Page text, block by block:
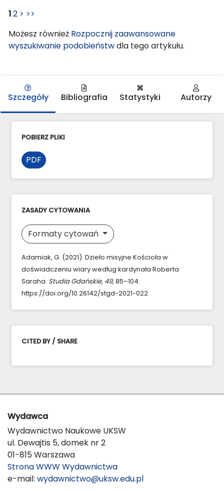
12 > >>
Możesz również Rozpocznij zaawansowane
wyszukiwanie podobieństwdla tego artykułu.
Szczegóły Bibliografia Statystyki Autorzy
POBIERZ PLIKI
PDF
ZASADY CYTOWANIA
Formaty cytowań
Adamiak, G. (2021). Dzieło misyjne Kościoła w
doświadczeniu wiary według kardynała Roberta
Saraha. Studia Gdańskie, 49, 85–104.
https://doi.org/10.26142/stgd-2021-022
CITED BY / SHARE
Wydawca
Wydawnictwo Naukowe UKSW
ul. Dewajtis 5, domek nr 2
01-815 Warszawa
Strona WWW Wydawnictwa
e-mail: wydawnictwo@uksw.edu.pl